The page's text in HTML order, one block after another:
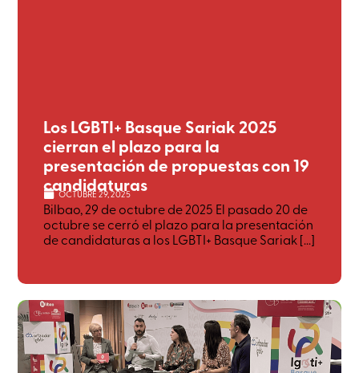
Los LGBTI+ Basque Sariak 2025
cierran el plazo para la
presentación de propuestas con 19
candidaturas
OCTUBRE 29, 2025
Bilbao, 29 de octubre de 2025 El pasado 20 de
octubre se cerró el plazo para la presentación
de candidaturas a los LGBTI+ Basque Sariak [...]